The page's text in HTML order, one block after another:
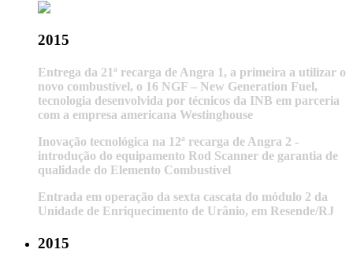
2015
Entrega da 21ª recarga de Angra 1, a primeira a utilizar o
novo combustível, o 16 NGF – New Generation Fuel,
tecnologia desenvolvida por técnicos da INB em parceria
com a empresa americana Westinghouse
Inovação tecnológica na 12ª recarga de Angra 2 -
introdução do equipamento Rod Scanner de garantia de
qualidade do Elemento Combustível
Entrada em operação da sexta cascata do módulo 2 da
Unidade de Enriquecimento de Urânio, em Resende/RJ
2015